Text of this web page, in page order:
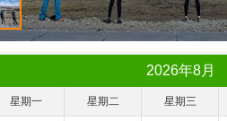
2026年8月
星期一 星期二 星期三